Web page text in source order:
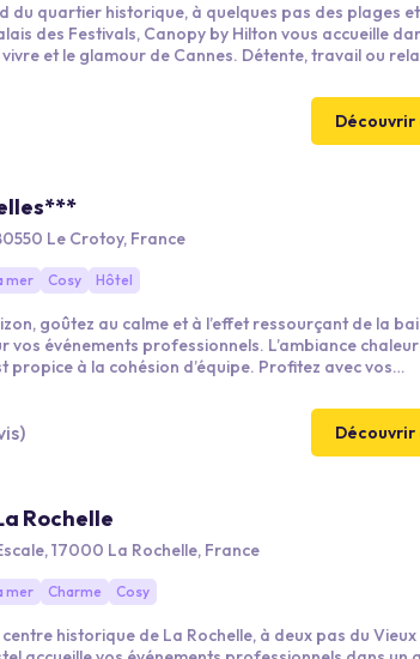
du quartier historique, à quelques pas des plages
des Festivals, Canopy by Hilton vous accueille
et le glamour de Cannes. Détente, travail ou
Découvrir
Le Crotoy, France
mer Cosy Hôtel
goûtez au calme et à l’effet ressourçant de la
vos événements professionnels. L’ambiance
propice à la cohésion d’équipe. Profitez avec vos
Découvrir
Rochelle
17000 La Rochelle, France
mer Charme Cosy
historique de La Rochelle, à deux pas du